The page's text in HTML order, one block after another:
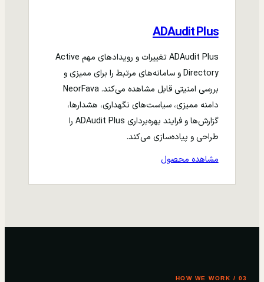
ADAudit Plus
ADAudit Plus تغییرات و رویدادهای مهم Active
Directory و سامانه‌های مرتبط را برای ممیزی و
بررسی امنیتی قابل مشاهده می‌کند. NeorFava
دامنه ممیزی، سیاست‌های نگهداری، هشدارها،
گزارش‌ها و فرایند بهره‌برداری ADAudit Plus را
طراحی و پیاده‌سازی می‌کند.
مشاهده محصول
03 / HOW WE WORK